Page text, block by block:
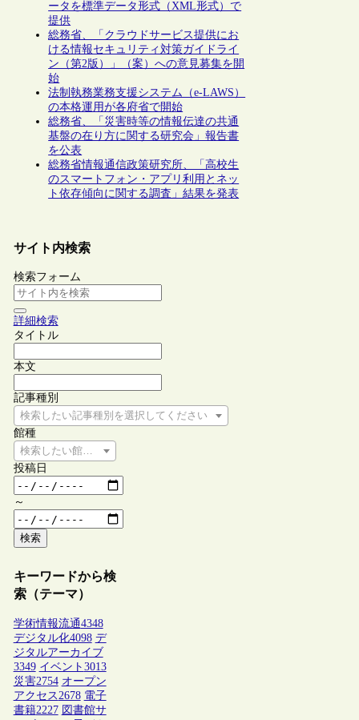
ータを標準データ形式（XML形式）で
提供
総務省、「クラウドサービス提供にお
ける情報セキュリティ対策ガイドライ
ン（第2版）」（案）への意見募集を開
始
法制執務業務支援システム（e-LAWS）
の本格運用が各府省で開始
総務省、「災害時等の情報伝達の共通
基盤の在り方に関する研究会」報告書
を公表
総務省情報通信政策研究所、「高校生
のスマートフォン・アプリ利用とネッ
ト依存傾向に関する調査」結果を発表
サイト内検索
検索フォーム
詳細検索
タイトル
本文
記事種別
検索したい記事種別を選択してください
館種
検索したい館種を選択してください
投稿日
～
検索
キーワードから検
索（テーマ）
学術情報流通4348
デジタル化4098 デ
ジタルアーカイブ
3349 イベント 3013
災害2754 オープン
アクセス 2678 電子
書籍2227 図書館サ